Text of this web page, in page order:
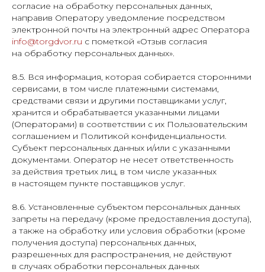
согласие на обработку персональных данных,
направив Оператору уведомление посредством
электронной почты на электронный адрес Оператора
info@torgdvor.ru с пометкой «Отзыв согласия
на обработку персональных данных».
8.5. Вся информация, которая собирается сторонними
сервисами, в том числе платежными системами,
средствами связи и другими поставщиками услуг,
хранится и обрабатывается указанными лицами
(Операторами) в соответствии с их Пользовательским
соглашением и Политикой конфиденциальности.
Субъект персональных данных и/или с указанными
документами. Оператор не несет ответственность
за действия третьих лиц, в том числе указанных
в настоящем пункте поставщиков услуг.
8.6. Установленные субъектом персональных данных
запреты на передачу (кроме предоставления доступа),
а также на обработку или условия обработки (кроме
получения доступа) персональных данных,
разрешенных для распространения, не действуют
в случаях обработки персональных данных